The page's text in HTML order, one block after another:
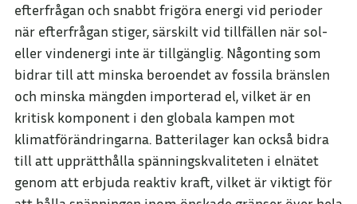
efterfrågan och snabbt frigöra energi vid perioder
när efterfrågan stiger, särskilt vid tillfällen när sol-
eller vindenergi inte är tillgänglig. Någonting som
bidrar till att minska beroendet av fossila bränslen
och minska mängden importerad el, vilket är en
kritisk komponent i den globala kampen mot
klimatförändringarna. Batterilager kan också bidra
till att upprätthålla spänningskvaliteten i elnätet
genom att erbjuda reaktiv kraft, vilket är viktigt för